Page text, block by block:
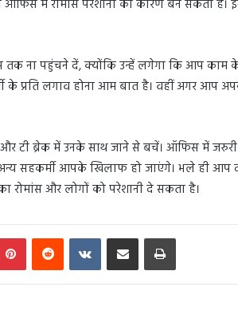
में रोमांस परेशानी का कारण बन सकता
ना पहुंचने दें, क्योंकि उन्हें लगेगा कि आप काम के
प्रति लगाव होना आम बात है। वहीं अगर आप
टी ब्रेक में उनके साथ जाने से बचें। ऑफिस में
अन्य सहकर्मी आपके खिलाफ हो जाएंगे। भले ही
और लोगों को परेशानी दे सकता है।
PinterestReddit VKontakteShare via Email Print